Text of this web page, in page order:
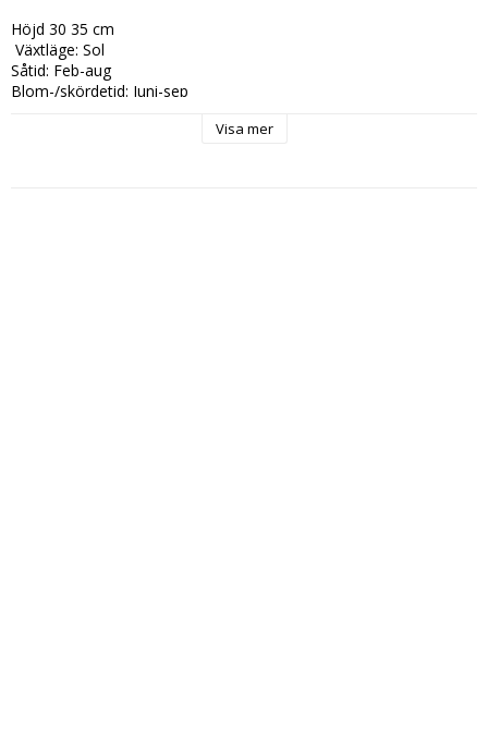
Höjd 30 35 cm
Såtid: Feb-aug
Blom-/skördetid: Juni-sep
Visa mer